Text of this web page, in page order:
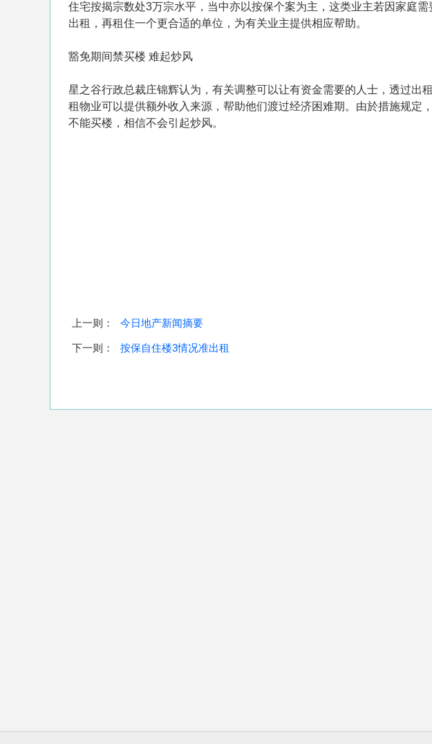
住宅按揭宗数处3万宗水平，当中亦以按保个案为主，这类业主若因家庭
出租，再租住一个更合适的单位，为有关业主提供相应帮助。
豁免期间禁买楼 难起炒风
星之谷行政总裁庄锦辉认为，有关调整可以让有资金需要的人士，透过出
租物业可以提供额外收入来源，帮助他们渡过经济困难期。由於措施规定
不能买楼，相信不会引起炒风。
上一则： 今日地产新闻摘要
下一则： 按保自住楼3情况准出租